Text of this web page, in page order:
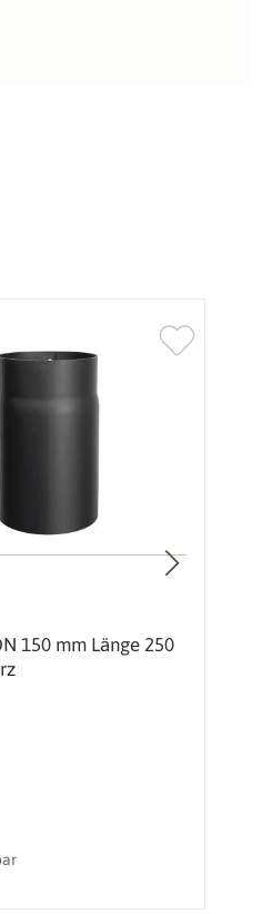
150 mm Länge 250